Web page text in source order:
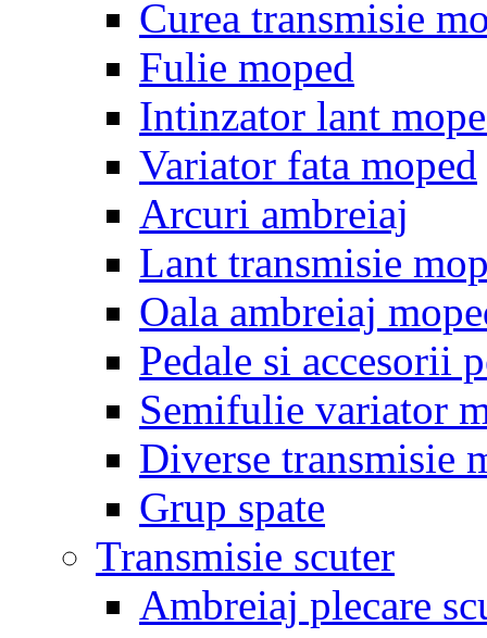
Curea transmisie
Fulie moped
Intinzator lant
Variator fata moped
Arcuri ambreiaj
Lant transmisie
Oala ambreiaj
Pedale si accesorii
Semifulie variator
Diverse transmisie
Grup spate
Transmisie scuter
Ambreiaj plecare